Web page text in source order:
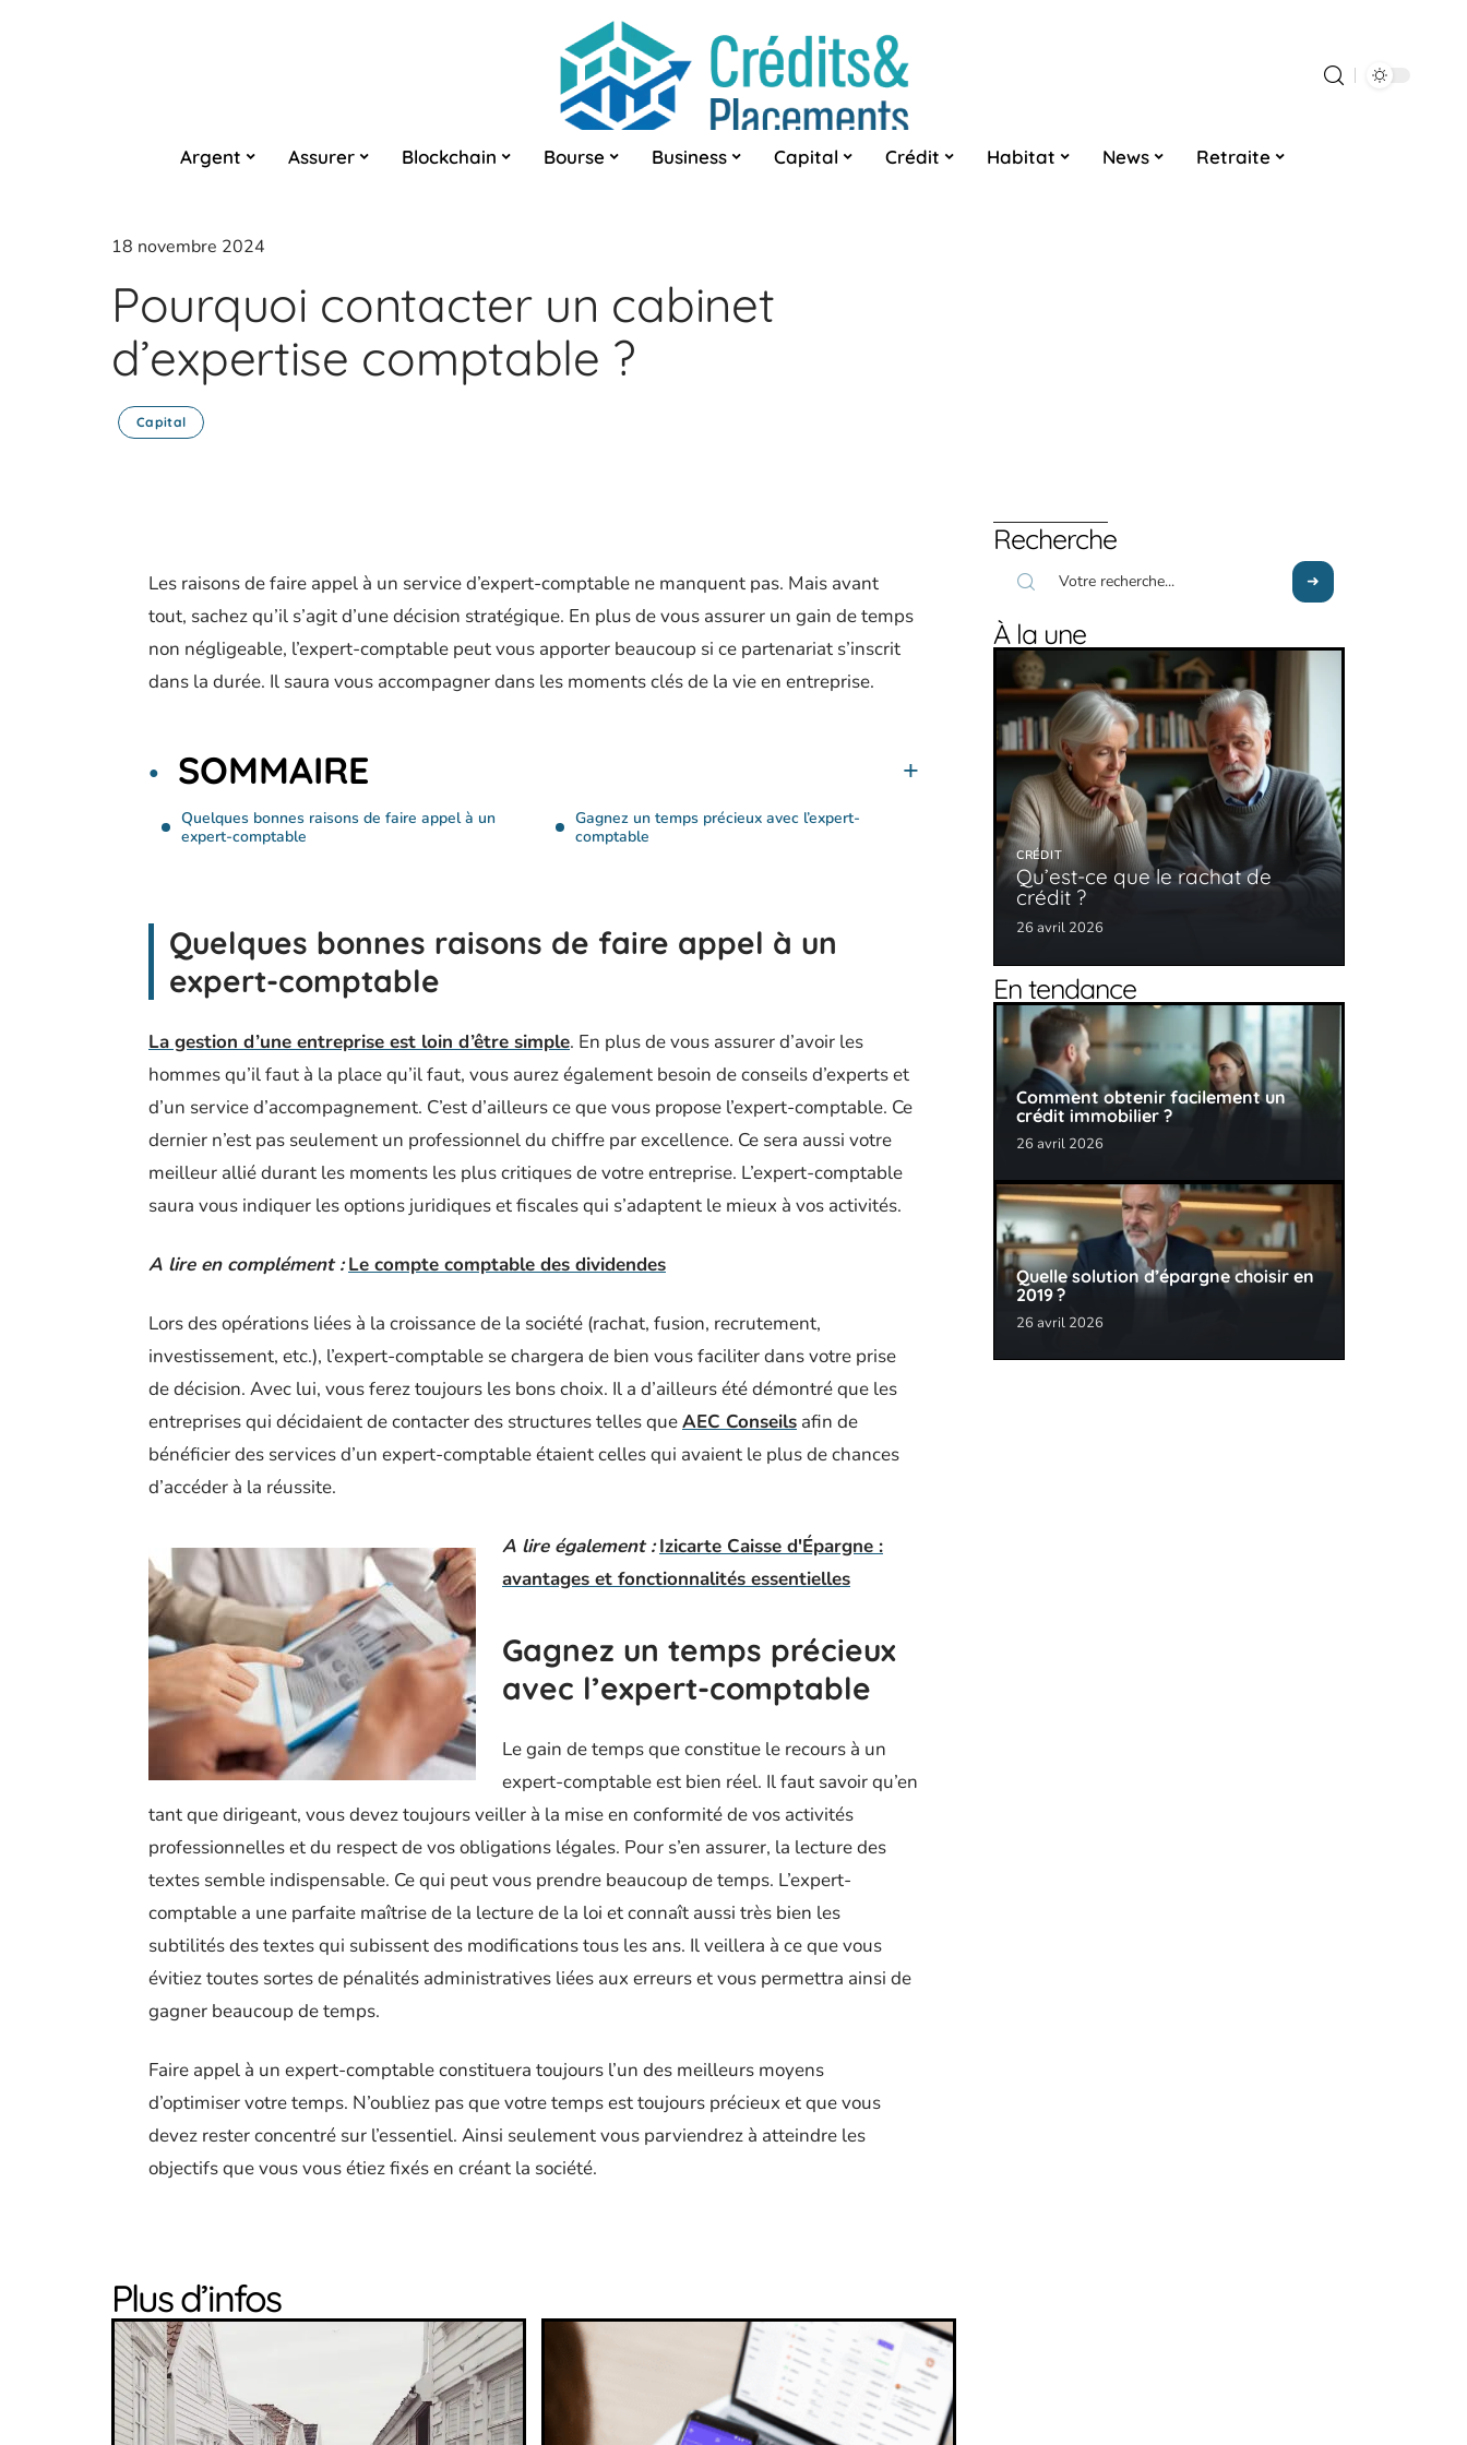
Argent Assurer Blockchain Bourse Business Capital Crédit Habitat News Retraite
18 novembre 2024
Pourquoi contacter un cabinet
d’expertise comptable ?
Capital
Les raisons de faire appel à un service d’expert-comptable ne manquent pas. Mais avant
tout, sachez qu’il s’agit d’une décision stratégique. En plus de vous assurer un gain de temps
non négligeable, l’expert-comptable peut vous apporter beaucoup si ce partenariat s’inscrit
dans la durée. Il saura vous accompagner dans les moments clés de la vie en entreprise.
SOMMAIRE
Quelques bonnes raisons de faire appel à un
expert-comptable
Gagnez un temps précieux avec l’expert-
comptable
Quelques bonnes raisons de faire appel à un
expert-comptable
La gestion d’une entreprise est loin d’être simple. En plus de vous assurer d’avoir les
hommes qu’il faut à la place qu’il faut, vous aurez également besoin de conseils d’experts et
d’un service d’accompagnement. C’est d’ailleurs ce que vous propose l’expert-comptable. Ce
dernier n’est pas seulement un professionnel du chiffre par excellence. Ce sera aussi votre
meilleur allié durant les moments les plus critiques de votre entreprise. L’expert-comptable
saura vous indiquer les options juridiques et fiscales qui s’adaptent le mieux à vos activités.
A lire en complément : Le compte comptable des dividendes
Lors des opérations liées à la croissance de la société (rachat, fusion, recrutement,
investissement, etc.), l’expert-comptable se chargera de bien vous faciliter dans votre prise
de décision. Avec lui, vous ferez toujours les bons choix. Il a d’ailleurs été démontré que les
entreprises qui décidaient de contacter des structures telles queAEC Conseils afin de
bénéficier des services d’un expert-comptable étaient celles qui avaient le plus de chances
d’accéder à la réussite.
A lire également : Izicarte Caisse d'Épargne :
avantages et fonctionnalités essentielles
Gagnez un temps précieux
avec l’expert-comptable
Le gain de temps que constitue le recours à un
expert-comptable est bien réel. Il faut savoir qu’en
tant que dirigeant, vous devez toujours veiller à la mise en conformité de vos activités
professionnelles et du respect de vos obligations légales. Pour s’en assurer, la lecture des
textes semble indispensable. Ce qui peut vous prendre beaucoup de temps. L’expert-
comptable a une parfaite maîtrise de la lecture de la loi et connaît aussi très bien les
subtilités des textes qui subissent des modifications tous les ans. Il veillera à ce que vous
évitiez toutes sortes de pénalités administratives liées aux erreurs et vous permettra ainsi de
gagner beaucoup de temps.
Faire appel à un expert-comptable constituera toujours l’un des meilleurs moyens
d’optimiser votre temps. N’oubliez pas que votre temps est toujours précieux et que vous
devez rester concentré sur l’essentiel. Ainsi seulement vous parviendrez à atteindre les
objectifs que vous vous étiez fixés en créant la société.
Plus d’infos
Recherche
À la une
CRÉDIT
Qu’est-ce que le rachat de
crédit ?
26 avril 2026
En tendance
Comment obtenir facilement un
crédit immobilier ?
26 avril 2026
Quelle solution d’épargne choisir en
2019 ?
26 avril 2026